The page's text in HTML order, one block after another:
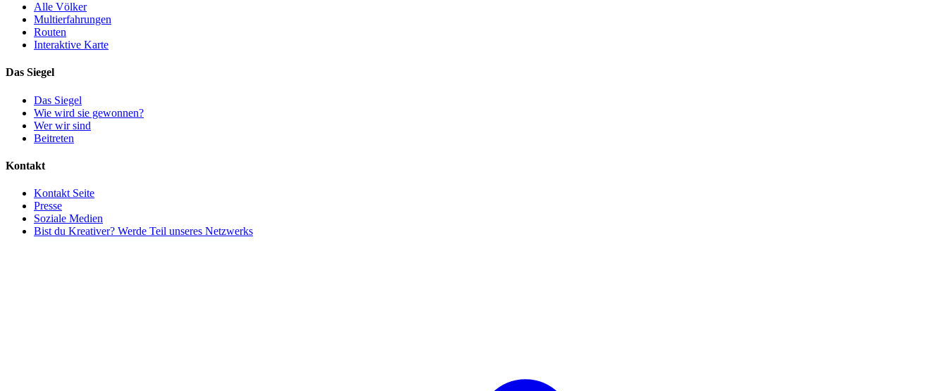
Alle Völker
Multierfahrungen
Routen
Interaktive Karte
Das Siegel
Das Siegel
Wie wird sie gewonnen?
Wer wir sind
Beitreten
Kontakt
Kontakt Seite
Presse
Soziale Medien
Bist du Kreativer? Werde Teil unseres Netzwerks